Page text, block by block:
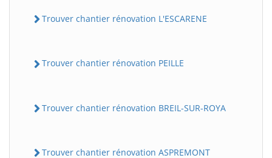
Trouver chantier rénovation L'ESCARENE
Trouver chantier rénovation PEILLE
Trouver chantier rénovation BREIL-SUR-ROYA
Trouver chantier rénovation ASPREMONT